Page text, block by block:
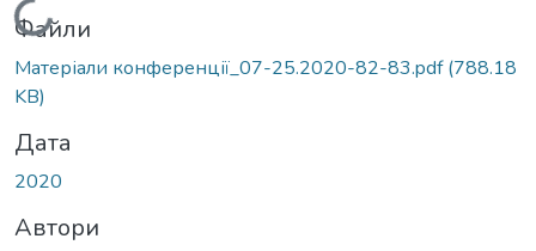
Вантажиться...
Файли
Матеріали конференції_07-25.2020-82-83.pdf(788.18
KB)
Дата
2020
Автори